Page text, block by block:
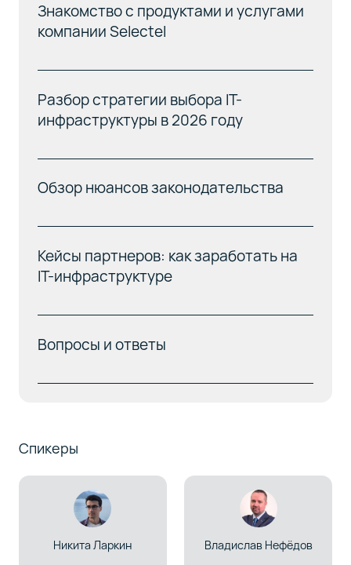
Знакомство с продуктами и услугами
компании Selectel
Разбор стратегии выбора IT-
инфраструктуры в 2026 году
Обзор нюансов законодательства
Кейсы партнеров: как заработать на
IT-инфраструктуре
Вопросы и ответы
Спикеры
Никита Ларкин Владислав Нефёдов